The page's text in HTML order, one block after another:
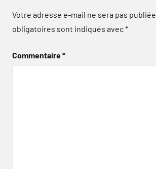
Votre adresse e-mail ne sera pas publiée.
obligatoires sont indiqués avec*
Commentaire*